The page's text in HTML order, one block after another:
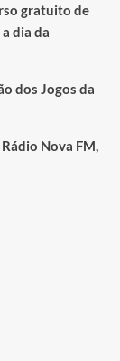
gratuito de
dia da
dos Jogos da
Nova FM,